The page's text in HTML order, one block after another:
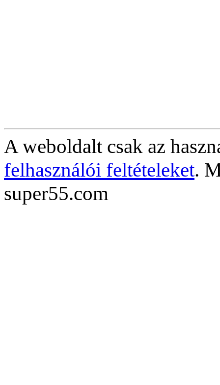
A weboldalt csak az
felhasználói feltételeket.
super55.com